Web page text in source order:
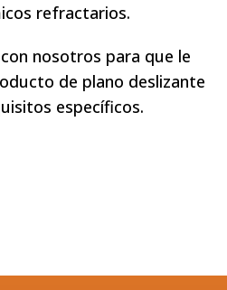
refractarios.
nosotros para que le
de plano deslizante
específicos.